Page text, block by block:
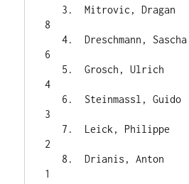
8
   4.  Dreschmann, Sascha       5,5
6
4
3
2
1